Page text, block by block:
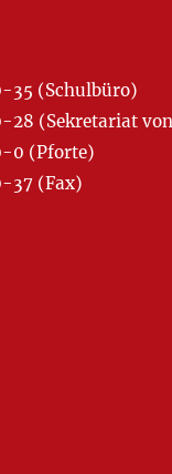
35 (Schulbüro)
(Sekretariat
0 (Pforte)
37 (Fax)